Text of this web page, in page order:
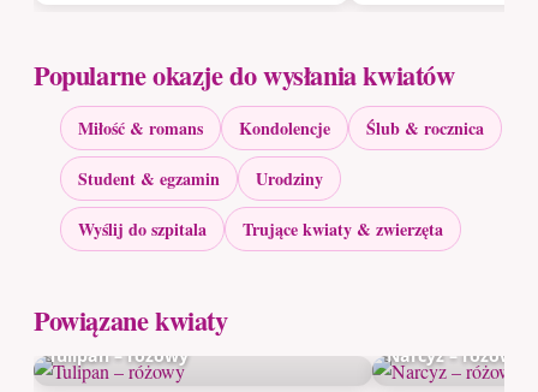
Popularne okazje do wysłania kwiatów
Miłość & romans Kondolencje
Ślub & rocznica
Student & egzamin
Urodziny
Wyślij do szpitala
Trujące kwiaty & zwierzęta
Powiązane kwiaty
Tulipan – różowy Narcyz – różowy